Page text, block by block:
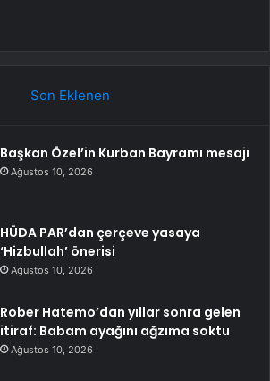
Son Eklenen
Başkan Özel’in Kurban Bayramı mesajı
Ağustos 10, 2026
HÜDA PAR’dan çerçeve yasaya
‘Hizbullah’ önerisi
Ağustos 10, 2026
Rober Hatemo’dan yıllar sonra gelen
itiraf: Babam ayağını ağzıma soktu
Ağustos 10, 2026